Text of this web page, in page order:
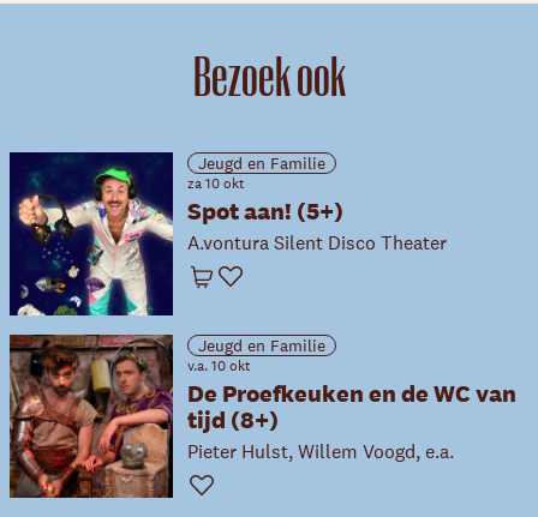
Bezoek ook
Jeugd en Familie
za 10 okt
Spot aan! (5+)
A.vontura Silent Disco Theater
Winkelwagen
Favoriet
Jeugd en Familie
v.a. 10 okt
De Proefkeuken en de WC van
tijd (8+)
Pieter Hulst, Willem Voogd, e.a.
Favoriet